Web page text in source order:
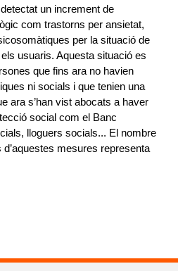
un increment de
com trastorns per ansietat,
per la situació de
usuaris. Aquesta situació es
que fins ara no havien
ni socials i que tenien una
ara s’han vist abocats a haver
social com el Banc
lloguers socials... El nombre
d’aquestes mesures representa